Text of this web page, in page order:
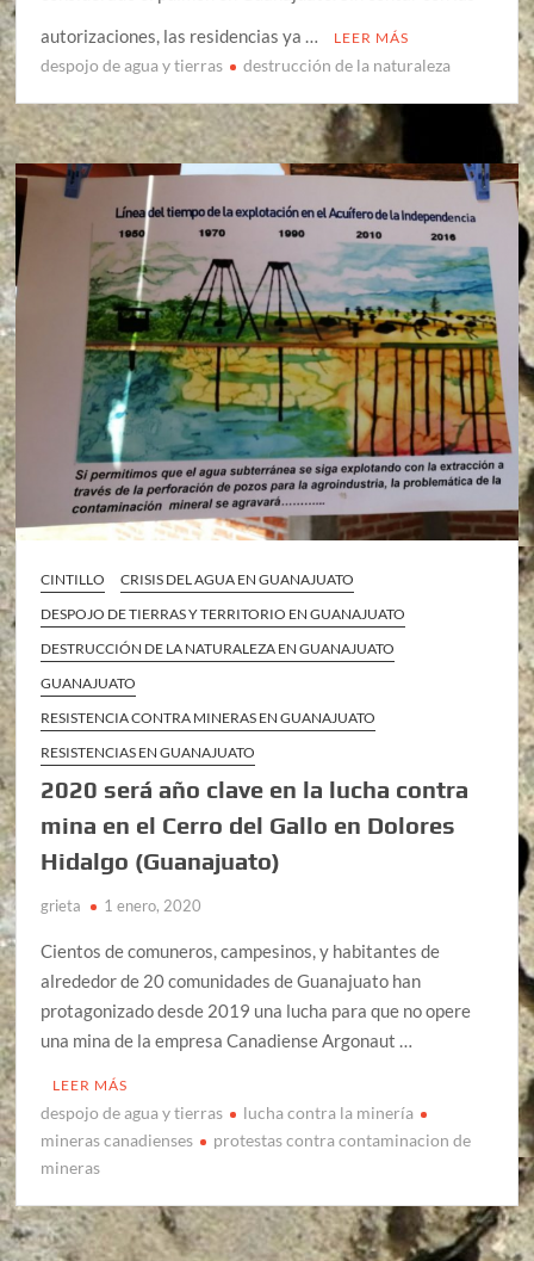
autorizaciones, las residencias ya …
LEER MÁS
despojo de agua y tierras destrucción de la naturaleza
CINTILLO
CRISIS DEL AGUA EN GUANAJUATO
DESPOJO DE TIERRAS Y TERRITORIO EN GUANAJUATO
DESTRUCCIÓN DE LA NATURALEZA EN GUANAJUATO
GUANAJUATO
RESISTENCIA CONTRA MINERAS EN GUANAJUATO
RESISTENCIAS EN GUANAJUATO
2020 será año clave en la lucha contra
mina en el Cerro del Gallo en Dolores
Hidalgo (Guanajuato)
grieta 1 enero, 2020
Cientos de comuneros, campesinos, y habitantes de
alrededor de 20 comunidades de Guanajuato han
protagonizado desde 2019 una lucha para que no opere
una mina de la empresa Canadiense Argonaut …
LEER MÁS
despojo de agua y tierras
lucha contra la minería
mineras canadienses
protestas contra contaminacion de
mineras